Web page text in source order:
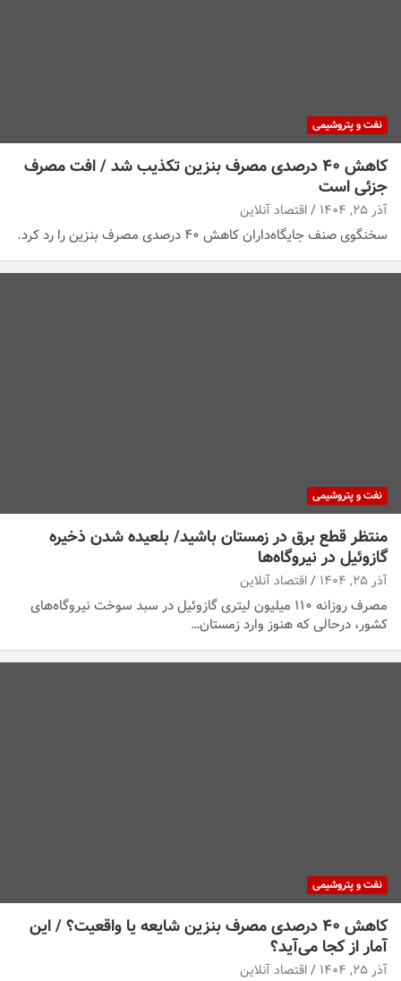
نفت و پتروشیمی
کاهش ۴۰ درصدی مصرف بنزین تکذیب شد / افت مصرف
جزئی است
آذر ۲۵, ۱۴۰۴ اقتصاد آنلاین
سخنگوی صنف جایگاه‌داران کاهش ۴۰ درصدی مصرف بنزین را رد کرد.
نفت و پتروشیمی
منتظر قطع برق در زمستان باشید/ بلعیده شدن ذخیره
گازوئیل در نیروگاه‌ها
آذر ۲۵, ۱۴۰۴ اقتصاد آنلاین
مصرف روزانه ۱۱۰ میلیون لیتری گازوئیل در سبد سوخت نیروگاه‌های
کشور، درحالی که هنوز وارد زمستان…
نفت و پتروشیمی
کاهش ۴۰ درصدی مصرف بنزین شایعه یا واقعیت؟ / این
آمار از کجا می‌آید؟
آذر ۲۵, ۱۴۰۴ اقتصاد آنلاین